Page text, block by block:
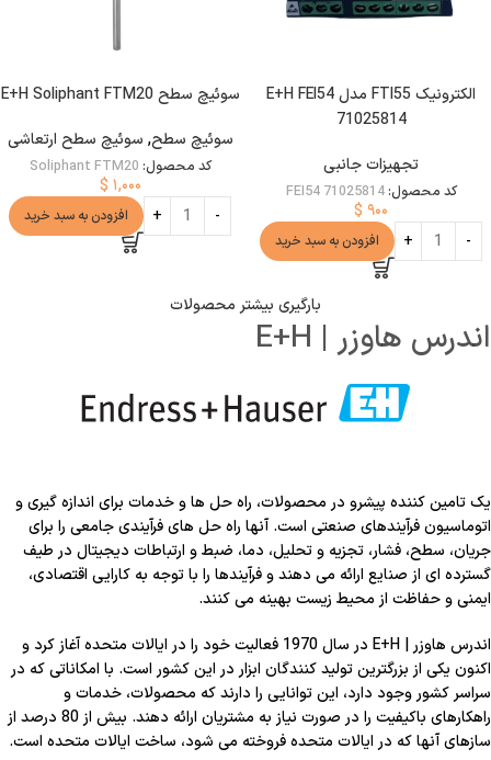
الکترونیک FTI55 مدل E+H FEI54
71025814
تجهیزات جانبی
کد محصول:FEI54 71025814
$ ۹۰۰
افزودن به سبد خرید
سوئیچ سطح E+H Soliphant FTM20
سوئیچ سطح, سوئیچ سطح ارتعاشی
کد محصول: Soliphant FTM20
$ ۱,۰۰۰
افزودن به سبد خرید
بارگیری بیشتر محصولات
اندرس هاوزر | E+H
یک تامین کننده پیشرو در محصولات، راه حل ها و خدمات برای اندازه گیری و
اتوماسیون فرآیندهای صنعتی است. آنها راه حل های فرآیندی جامعی را برای
جریان، سطح، فشار، تجزیه و تحلیل، دما، ضبط و ارتباطات دیجیتال در طیف
گسترده ای از صنایع ارائه می دهند و فرآیندها را با توجه به کارایی اقتصادی،
ایمنی و حفاظت از محیط زیست بهینه می کنند.
اندرس هاوزر | E+H
در سال 1970 فعالیت خود را در ایالات متحده آغاز کرد و
اکنون یکی از بزرگترین تولید کنندگان ابزار در این کشور است. با امکاناتی که در
سراسر کشور وجود دارد، این توانایی را دارند که محصولات، خدمات و
راهکارهای باکیفیت را در صورت نیاز به مشتریان ارائه دهند. بیش از 80 درصد از
سازهای آنها که در ایالات متحده فروخته می شود، ساخت ایالات متحده است.